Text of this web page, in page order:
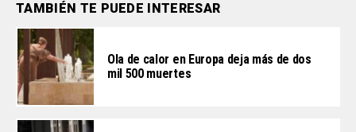
TAMBIÉN TE PUEDE INTERESAR
Ola de calor en Europa deja más de dos
mil 500 muertes